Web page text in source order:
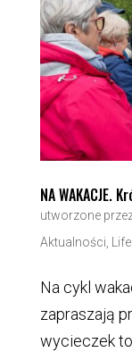
NA WAKACJE.
utworzone
Aktualności
Na cykl
zapraszają
wycieczek